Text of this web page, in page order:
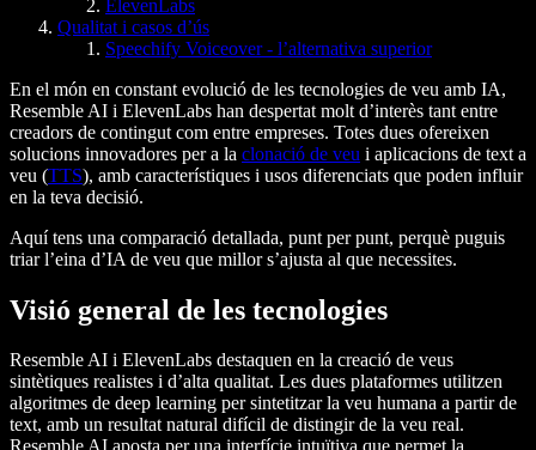
ElevenLabs
Qualitat i casos d’ús
Speechify Voiceover - l’alternativa superior
En el món en constant evolució de les tecnologies de veu amb IA,
Resemble AI i ElevenLabs han despertat molt d’interès tant entre
creadors de contingut com entre empreses. Totes dues ofereixen
solucions innovadores per a la clonació de veu i aplicacions de text a
veu (TTS), amb característiques i usos diferenciats que poden influir
en la teva decisió.
Aquí tens una comparació detallada, punt per punt, perquè puguis
triar l’eina d’IA de veu que millor s’ajusta al que necessites.
Visió general de les tecnologies
Resemble AI i ElevenLabs destaquen en la creació de veus
sintètiques realistes i d’alta qualitat. Les dues plataformes utilitzen
algoritmes de deep learning per sintetitzar la veu humana a partir de
text, amb un resultat natural difícil de distingir de la veu real.